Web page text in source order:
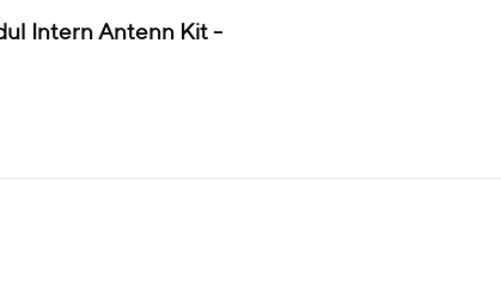
Intern Antenn Kit -